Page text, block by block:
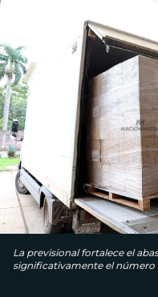
La previsional fortalece el
significativamente el número